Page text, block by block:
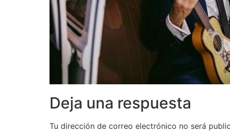
Deja una respuesta
Tu dirección de correo electrónico no será